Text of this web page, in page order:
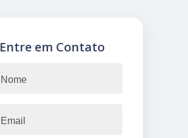
Entre em Contato